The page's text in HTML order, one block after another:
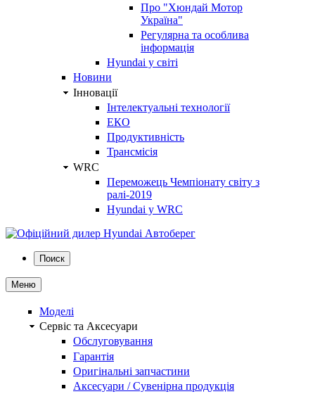
Про "Хюндай Мотор
Україна"
Регулярна та особлива
інформація
Hyundai у світі
Новини
Інновації
Інтелектуальні технології
ЕКО
Продуктивність
Трансмісія
WRC
Переможець Чемпіонату світу з
ралі-2019
Hyundai у WRC
Поиск
Меню
Моделі
Сервіс та Аксесуари
Обслуговування
Гарантія
Оригінальні запчастини
Аксесуари / Сувенірна продукція